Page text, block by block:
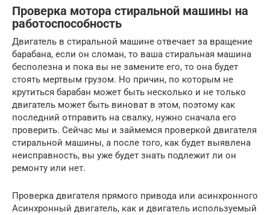
Проверка мотора стиральной машины на
работоспособность
Двигатель в стиральной машине отвечает за вращение
барабана, если он сломан, то ваша стиральная машина
бесполезна и пока вы не замените его, то она будет
стоять мертвым грузом. Но причин, по которым не
крутиться барабан может быть несколько и не только
двигатель может быть виноват в этом, поэтому как
последний отправить на свалку, нужно сначала его
проверить. Сейчас мы и займемся проверкой двигателя
стиральной машины, а после того, как будет выявлена
неисправность, вы уже будет знать подлежит ли он
ремонту или нет.
Проверка двигателя прямого привода или асинхронного
Асинхронный двигатель, как и двигатель используемый